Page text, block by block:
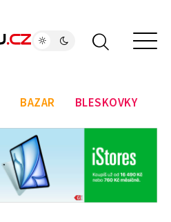
BAZAR BLESKOVKY